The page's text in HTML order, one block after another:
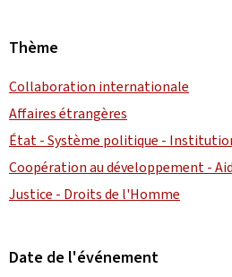
Thème
Collaboration internationale
Affaires étrangères
État - Système politique -
Coopération au développement -
Justice - Droits de l'Homme
Date de l'événement